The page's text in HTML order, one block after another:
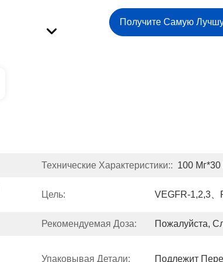
Получите Самую
Технические Характеристики:: 100 Мг*30
Цель: VEGFR-1,2,3
Рекомендуемая Доза: Пожалуйста,
Упаковывая Детали: Подлежит